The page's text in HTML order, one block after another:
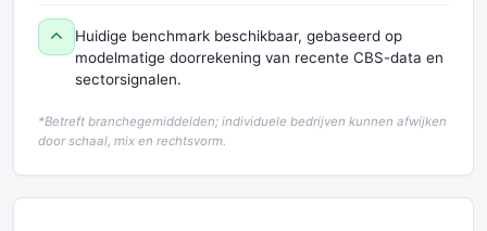
Huidige benchmark beschikbaar, gebaseerd op
modelmatige doorrekening van recente CBS-data en
sectorsignalen.
*Betreft branchegemiddelden; individuele bedrijven kunnen afwijken
door schaal, mix en rechtsvorm.